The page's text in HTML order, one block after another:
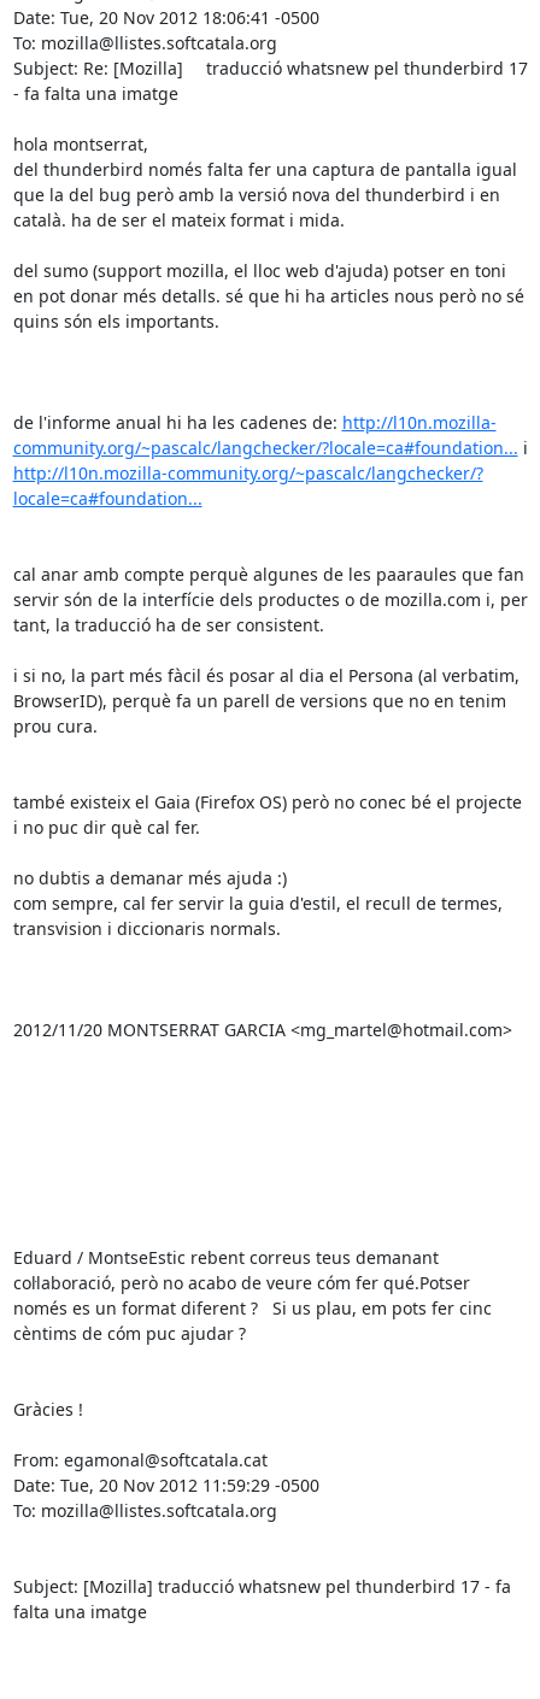
Date: Tue, 20 Nov 2012 18:06:41 -0500
To: mozilla@llistes.softcatala.org
Subject: Re: [Mozilla]	traducció whatsnew pel thunderbird 17
- fa falta una imatge
hola montserrat,
del thunderbird només falta fer una captura de pantalla igual
que la del bug però amb la versió nova del thunderbird i en
català. ha de ser el mateix format i mida.
del sumo (support mozilla, el lloc web d'ajuda) potser en toni
en pot donar més detalls. sé que hi ha articles nous però no sé
quins són els importants.
de l'informe anual hi ha les cadenes de: http://l10n.mozilla-
community.org/~pascalc/langchecker/?locale=ca#foundation...
http://l10n.mozilla-community.org/~pascalc/langchecker/?
locale=ca#foundation...
cal anar amb compte perquè algunes de les paaraules que fan
servir són de la interfície dels productes o de mozilla.com i, per
tant, la traducció ha de ser consistent.
i si no, la part més fàcil és posar al dia el Persona (al verbatim,
BrowserID), perquè fa un parell de versions que no en tenim
prou cura.
també existeix el Gaia (Firefox OS) però no conec bé el projecte
i no puc dir què cal fer.
no dubtis a demanar més ajuda :)
com sempre, cal fer servir la guia d'estil, el recull de termes,
transvision i diccionaris normals.
2012/11/20 MONTSERRAT GARCIA <mg_martel@hotmail.com>
Eduard / MontseEstic rebent correus teus demanant
col·laboració, però no acabo de veure cóm fer qué.Potser
només es un format diferent ?   Si us plau, em pots fer cinc
cèntims de cóm puc ajudar ?
Gràcies !
From: egamonal@softcatala.cat
Date: Tue, 20 Nov 2012 11:59:29 -0500
To: mozilla@llistes.softcatala.org
Subject: [Mozilla] traducció whatsnew pel thunderbird 17 - fa
falta una imatge